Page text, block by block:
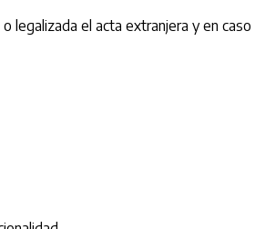
legalizada el acta extranjera y en